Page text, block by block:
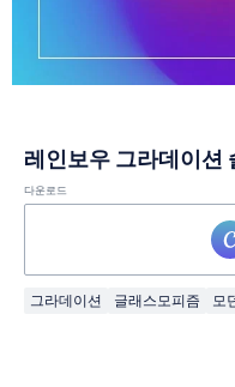
레인보우 그라데이션
다운로드
그라데이션 글래스모피즘 모